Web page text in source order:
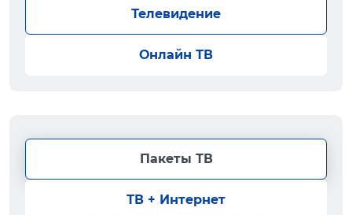
Телевидение
Онлайн ТВ
Пакеты ТВ
ТВ + Интернет